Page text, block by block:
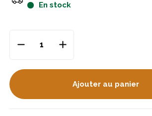
en stock
Ajouter au panier